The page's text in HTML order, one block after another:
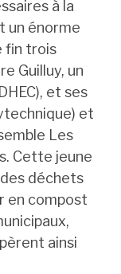
à la
un énorme
fin trois
Guilluy, un
et ses
et
Les
Cette jeune
déchets
en compost
ainsi